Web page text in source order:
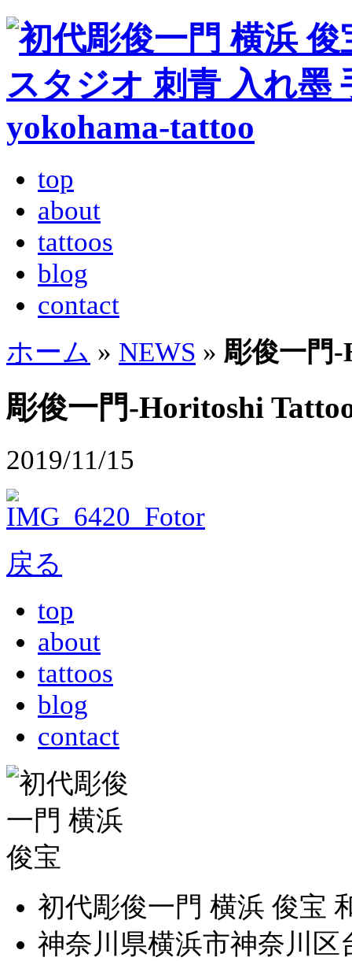
top
about
tattoos
blog
contact
ホーム » NEWS » 彫俊一門
彫俊一門-Horitoshi
2019/11/15
戻る
top
about
tattoos
blog
contact
初代彫俊一門 横浜 俊宝
神奈川県横浜市神奈川区